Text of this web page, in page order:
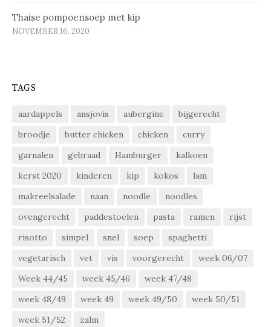
Thaise pompoensoep met kip
NOVEMBER 16, 2020
TAGS
aardappels ansjovis aubergine
bijgerecht
broodje
butter chicken chicken
curry
garnalen
gebraad Hamburger
kalkoen
kerst 2020
kinderen kip kokos
lam
makreelsalade
naan noodle
noodles
ovengerecht
paddestoelen pasta ramen
rijst
risotto
simpel snel soep
spaghetti
vegetarisch
vet vis voorgerecht
week 06/07
Week 44/45
week 45/46
week 47/48
week 48/49
week 49 week 49/50
week 50/51
week 51/52
zalm